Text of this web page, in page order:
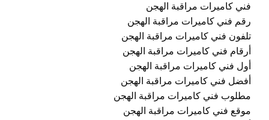
فني كاميرات مراقبة الهجن
رقم فني كاميرات مراقبة الهجن
تلفون فني كاميرات مراقبة الهجن
أرقام فني كاميرات مراقبة الهجن
أول فني كاميرات مراقبة الهجن
أفضل فني كاميرات مراقبة الهجن
مطلوب فني كاميرات مراقبة الهجن
موقع فني كاميرات مراقبة الهجن